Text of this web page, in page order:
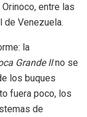
entre las
de Venezuela.
la
Grande IIno se
los buques
fuera poco, los
de